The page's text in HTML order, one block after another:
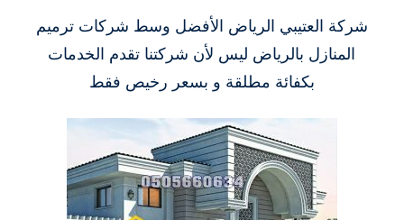
شركة العتيبي الرياض الأفضل وسط شركات ترميم
المنازل بالرياض ليس لأن شركتنا تقدم الخدمات
بكفائة مطلقة و بسعر رخيص فقط